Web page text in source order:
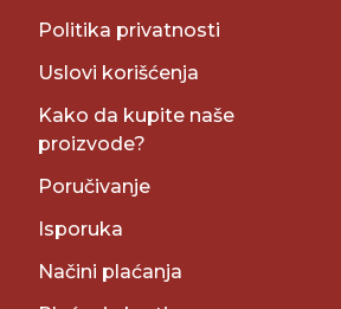
Politika privatnosti
Uslovi korišćenja
Kako da kupite naše
proizvode?
Poručivanje
Isporuka
Načini plaćanja